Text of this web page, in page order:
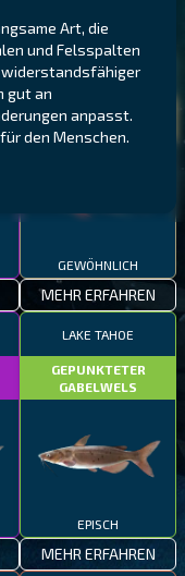
Art, die
und Felsspalten
widerstandsfähiger
gut an
anpasst.
den Menschen.
GALAPAGOS-INSELN
MEXIKANISCHER
SCHWEINSLIPPFISCH
GEWÖHNLICH
MEHR ERFAHREN
LAKE TAHOE
GEPUNKTETER
GABELWELS
EPISCH
MEHR ERFAHREN